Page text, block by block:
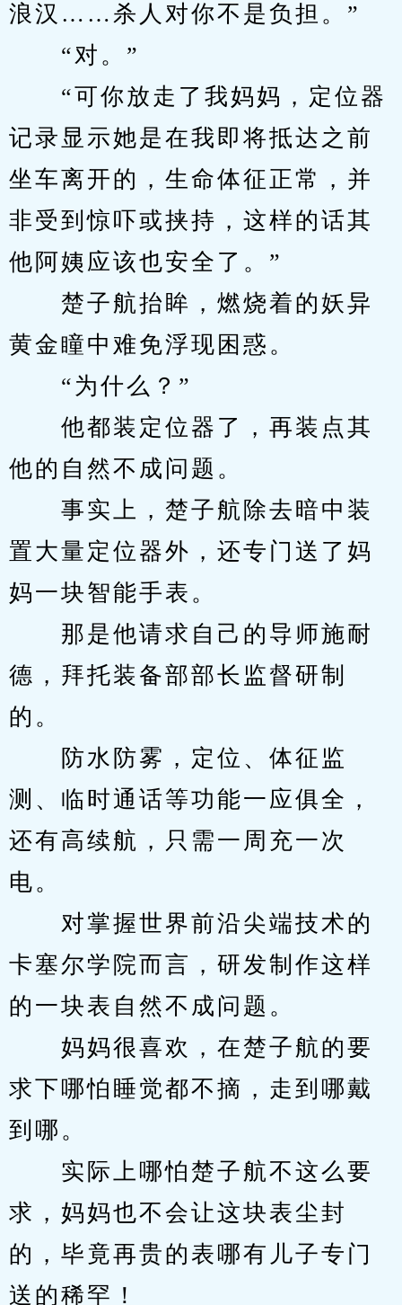
浪汉……杀人对你不是负担。”
“对。”
“可你放走了我妈妈，定位器
记录显示她是在我即将抵达之前
坐车离开的，生命体征正常，并
非受到惊吓或挟持，这样的话其
他阿姨应该也安全了。”
楚子航抬眸，燃烧着的妖异
黄金瞳中难免浮现困惑。
“为什么？”
他都装定位器了，再装点其
他的自然不成问题。
事实上，楚子航除去暗中装
置大量定位器外，还专门送了妈
妈一块智能手表。
那是他请求自己的导师施耐
德，拜托装备部部长监督研制
的。
防水防雾，定位、体征监
测、临时通话等功能一应俱全，
还有高续航，只需一周充一次
电。
对掌握世界前沿尖端技术的
卡塞尔学院而言，研发制作这样
的一块表自然不成问题。
妈妈很喜欢，在楚子航的要
求下哪怕睡觉都不摘，走到哪戴
到哪。
实际上哪怕楚子航不这么要
求，妈妈也不会让这块表尘封
的，毕竟再贵的表哪有儿子专门
送的稀罕！